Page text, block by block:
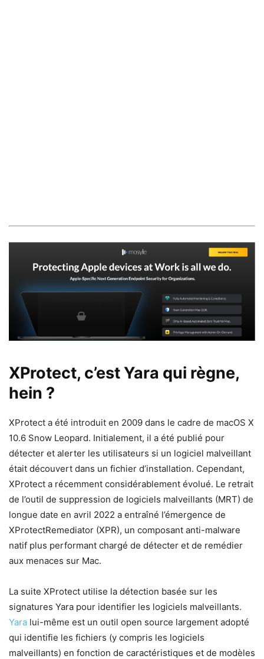
XProtect, c’est Yara qui règne,
hein ?
XProtect a été introduit en 2009 dans le cadre de macOS X
10.6 Snow Leopard. Initialement, il a été publié pour
détecter et alerter les utilisateurs si un logiciel malveillant
était découvert dans un fichier d’installation. Cependant,
XProtect a récemment considérablement évolué. Le retrait
de l’outil de suppression de logiciels malveillants (MRT) de
longue date en avril 2022 a entraîné l’émergence de
XProtectRemediator (XPR), un composant anti-malware
natif plus performant chargé de détecter et de remédier
aux menaces sur Mac.
La suite XProtect utilise la détection basée sur les
signatures Yara pour identifier les logiciels malveillants.
Yara lui-même est un outil open source largement adopté
qui identifie les fichiers (y compris les logiciels
malveillants) en fonction de caractéristiques et de modèles